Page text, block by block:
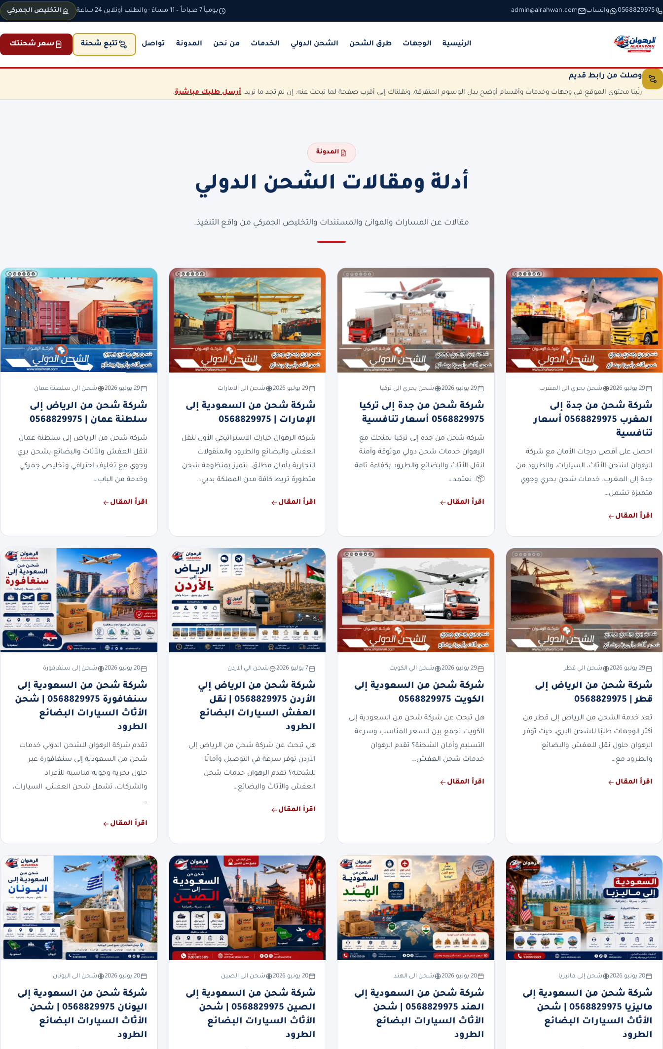
تخطَّ إلى المحتوى
0568829975 واتساب admin@alrahwan.com يومياً 7 صباحاً – 11 مساءً · والطلب أونلاين 24 ساعة التخليص الجمركي
الرئيسية الوجهات طرق الشحن الشحن الدولي الخدمات من نحن المدونة تواصل تتبع شحنة سعر شحنتك
وصلت من رابط قديم
رتّبنا محتوى الموقع في وجهات وخدمات وأقسام أوضح بدل الوسوم المتفرقة، ونقلناك إلى أقرب صفحة لما تبحث عنه. إن لم تجد ما تريد، أرسل طلبك مباشرة.
المدونة
أدلة ومقالات الشحن الدولي
مقالات عن المسارات والموانئ والمستندات والتخليص الجمركي من واقع التنفيذ.
29 يوليو 2026 شحن بحري الي المغرب
شركة شحن من جدة إلى
المغرب 0568829975 أسعار
تنافسية
احصل على أقصى درجات الأمان مع شركة
الرهوان لشحن الأثاث، السيارات، والطرود من
جدة إلى المغرب. خدمات شحن بحري وجوي
متميزة تشمل…
اقرأ المقال
29 يوليو 2026 شحن بحري الي تركيا
شركة شحن من جدة إلى تركيا
0568829975 أسعار تنافسية
شركة شحن من جدة إلى تركيا تمنحك مع
الرهوان خدمات شحن دولي موثوقة وآمنة
لنقل الأثاث والبضائع والطرود بكفاءة تامة
📦. نعتمد…
اقرأ المقال
29 يوليو 2026 شحن الي الامارات
شركة شحن من السعودية إلى
الإمارات | 0568829975
شركة الرهوان خيارك الاستراتيجي الأول لنقل
العفش والبضائع والطرود والمنقولات
التجارية بأمان مطلق. نتميز بمنظومة شحن
متطورة تربط كافة مدن المملكة بدبي…
اقرأ المقال
29 يوليو 2026 شحن الي سلطنة عمان
شركة شحن من الرياض إلى
سلطنة عمان | 0568829975
شركة شحن من الرياض إلى سلطنة عمان
لنقل العفش والأثاث والبضائع بشحن بري
وجوي مع تغليف احترافي وتخليص جمركي
وخدمة من الباب…
اقرأ المقال
29 يوليو 2026 شحن الي قطر
شركة شحن من الرياض إلى
قطر | 0568829975
تعد خدمة الشحن من الرياض إلى قطر من
أكثر الوجهات طلبًا للشحن البري، حيث توفر
الرهوان حلول نقل للعفش والبضائع
والطرود مع…
اقرأ المقال
29 يوليو 2026 شحن الي الكويت
شركة شحن من السعودية إلى
الكويت 0568829975
هل تبحث عن شركة شحن من السعودية إلى
الكويت تجمع بين السعر المناسب وسرعة
التسليم وأمان الشحنة؟ تقدم الرهوان
خدمات شحن العفش…
اقرأ المقال
7 يوليو 2026 شحن الي الاردن
شركة شحن من الرياض إلي
الأردن 0568829975 | نقل
العفش السيارات البضائع
الطرود
هل تبحث عن شركة شحن من الرياض إلى
الأردن توفر سرعة في التوصيل وأمانًا
للشحنة؟ تقدم الرهوان خدمات شحن
العفش والأثاث والبضائع…
اقرأ المقال
20 يونيو 2026 شحن إلى سنغافورة
شركة شحن من السعودية إلى
سنغافورة 0568829975 | شحن
الأثاث السيارات البضائع
الطرود
تقدم شركة الرهوان للشحن الدولي خدمات
شحن من السعودية إلى سنغافورة عبر
حلول بحرية وجوية مناسبة للأفراد
والشركات، تشمل شحن العفش، السيارات،
…
اقرأ المقال
20 يونيو 2026 شحن إلى ماليزيا
شركة شحن من السعودية إلى
ماليزيا 0568829975 | شحن
الأثاث السيارات البضائع
الطرود
20 يونيو 2026 شحن الى الهند
شركة شحن من السعودية إلى
الهند 0568829975 | شحن
الأثاث السيارات البضائع
الطرود
20 يونيو 2026 شحن الى الصين
شركة شحن من السعودية إلى
الصين 0568829975 | شحن
الأثاث السيارات البضائع
الطرود
20 يونيو 2026 شحن الى اليونان
شركة شحن من السعودية إلى
اليونان 0568829975 | شحن
الأثاث السيارات البضائع
الطرود